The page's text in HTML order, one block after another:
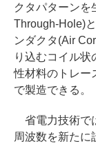
クタパターンを
Through-Hole)
ンダクタ(Air
り込むコイル
性材料のトレー
で製造できる。
省電力技術で
周波数を新たに